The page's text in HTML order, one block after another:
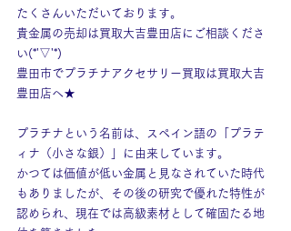
たくさんいただいております。
貴金属の売却は買取大吉豊田店にご相談くださ
い(*'▽'*)
豊田市でプラチナアクセサリー買取は買取大吉
豊田店へ★
プラチナという名前は、スペイン語の「プラテ
ィナ（小さな銀）」に由来しています。
かつては価値が低い金属と見なされていた時代
もありましたが、その後の研究で優れた特性が
認められ、現在では高級素材として確固たる地